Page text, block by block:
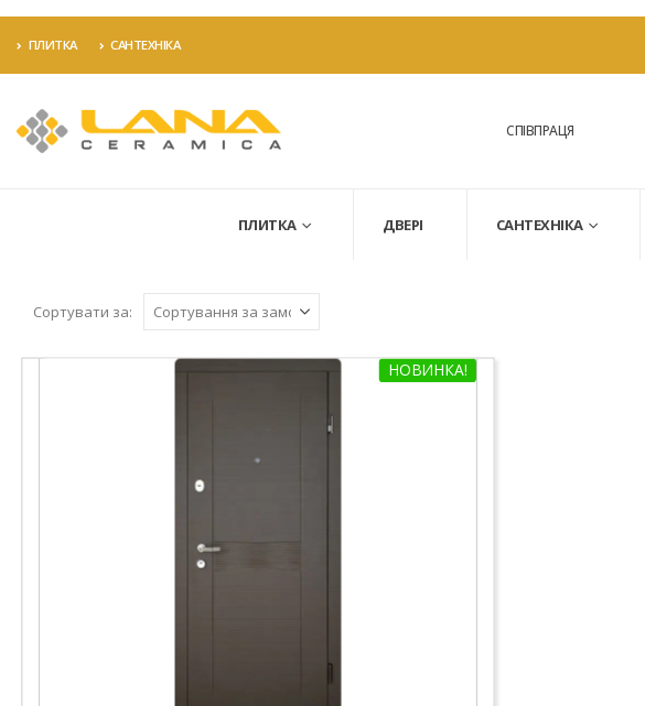
ПЛИТКА САНТЕХНІКА
СПІВПРАЦЯ
ПЛИТКА ДВЕРІ САНТЕХНІКА
Сортувати за:
НОВИНКА!